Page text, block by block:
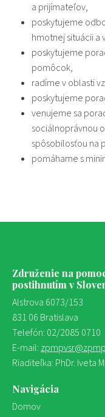
a prijímateľov,
poskytujeme
hmotnej situácii a
poskytujeme
pomôcok,
radíme v oblasti
poskytujeme
venujeme sa
sociálnoprávnou
spôsobilosťou na
pomáhame s
Združenie na
postihnutím v
Alstrova 6073/153
831 06 Bratislava
Telefón: 02/2085 0710
E-mail:
Riaditeľka: PhDr. Iveta
Navigácia
Domov